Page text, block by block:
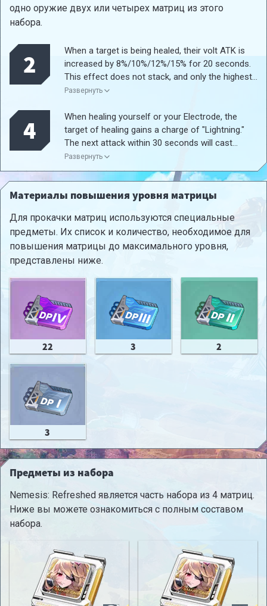
одно оружие двух или четырех матриц из этого
набора.
2
When a target is being healed, their volt ATK is
increased by 8%/10%/12%/15% for 20 seconds.
This effect does not stack, and only the highest
level's effect is applied when obtained repeatedly.
Развернуть
4
When healing yourself or your Electrode, the
target of healing gains a charge of "Lightning."
The next attack within 30 seconds will cast
Lightning, dealing volt damage equal to
240%/300%/360%/420% of volt ATK on the first
target hit, and damage caused by Electrodes is
reduced by 50%. Cannot be triggered more than
stack. Only the highest level's effect is applied
when obtained repeatedly.
Развернуть
Материалы повышения уровня матрицы
Для прокачки матриц используются специальные
предметы. Их список и количество, необходимое для
повышения матрицы до максимального уровня,
представлены ниже.
22 3 2
3
Предметы из набора
Nemesis: Refreshed является часть набора из 4 матриц.
Ниже вы можете ознакомиться с полным составом
набора.